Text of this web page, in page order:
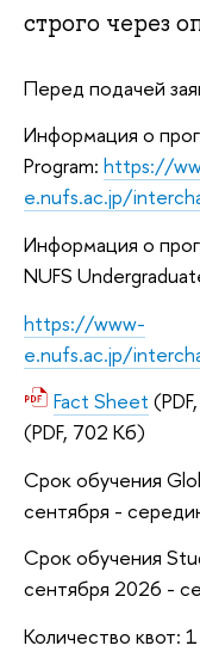
строго через
Перед подачей
Информация о
Program: https://
e.nufs.ac.jp/
Информация о
NUFS
https://www-
e.nufs.ac.jp/
Fact Sheet
(PDF, 702 Кб)
Срок обучения
сентября -
Срок обучения
сентября 2026 -
Количество квот: